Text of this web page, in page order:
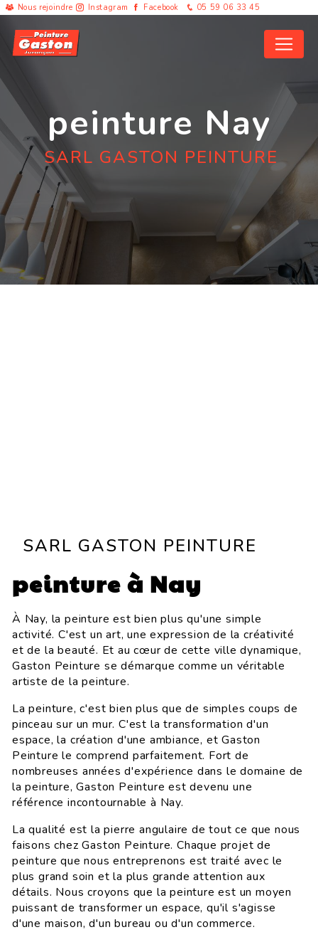
Nous rejoindre Instagram Facebook 05 59 06 33 45
peinture Nay
SARL GASTON PEINTURE
SARL GASTON PEINTURE
peinture à Nay
À Nay, la peinture est bien plus qu'une simple
activité. C'est un art, une expression de la créativité
et de la beauté. Et au cœur de cette ville dynamique,
Gaston Peinture se démarque comme un véritable
artiste de la peinture.
La peinture, c'est bien plus que de simples coups de
pinceau sur un mur. C'est la transformation d'un
espace, la création d'une ambiance, et Gaston
Peinture le comprend parfaitement. Fort de
nombreuses années d'expérience dans le domaine de
la peinture, Gaston Peinture est devenu une
référence incontournable à Nay.
La qualité est la pierre angulaire de tout ce que nous
faisons chez Gaston Peinture. Chaque projet de
peinture que nous entreprenons est traité avec le
plus grand soin et la plus grande attention aux
détails. Nous croyons que la peinture est un moyen
puissant de transformer un espace, qu'il s'agisse
d'une maison, d'un bureau ou d'un commerce.
Panneau de gestion des cookies